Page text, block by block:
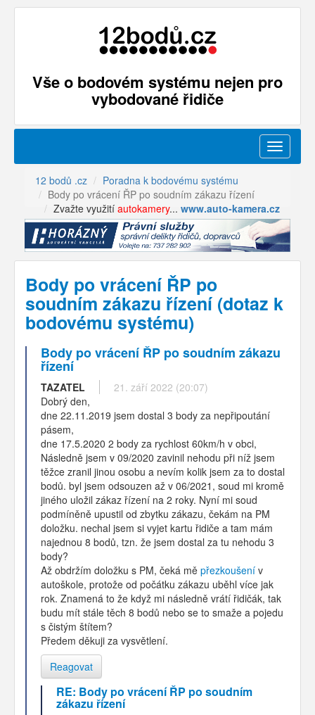
Vše o bodovém systému nejen pro
vybodované řidiče
Menu
12 bodů .cz
Poradna k bodovému systému
Body po vrácení ŘP po soudním zákazu řízení
Zvažte využití autokamery... www.auto-kamera.cz
Body po vrácení ŘP po
soudním zákazu řízení (dotaz k
bodovému systému)
Body po vrácení ŘP po soudním zákazu
řízení
TAZATEL
21. září 2022 (20:07)
Dobrý den,
dne 22.11.2019 jsem dostal 3 body za nepřipoutání
pásem,
dne 17.5.2020 2 body za rychlost 60km/h v obci,
Následně jsem v 09/2020 zavinil nehodu při níž jsem
těžce zranil jinou osobu a nevím kolik jsem za to dostal
bodů. byl jsem odsouzen až v 06/2021, soud mi kromě
jiného uložil zákaz řízení na 2 roky. Nyní mi soud
podmíněně upustil od zbytku zákazu, čekám na PM
doložku. nechal jsem si vyjet kartu řidiče a tam mám
najednou 8 bodů, tzn. že jsem dostal za tu nehodu 3
body?
Až obdržím doložku s PM, čeká mě přezkoušení v
autoškole, protože od počátku zákazu uběhl více jak
rok. Znamená to že když mi následně vrátí řidičák, tak
budu mít stále těch 8 bodů nebo se to smaže a pojedu
s čistým štítem?
Předem děkuji za vysvětlení.
Reagovat
RE: Body po vrácení ŘP po soudním
zákazu řízení